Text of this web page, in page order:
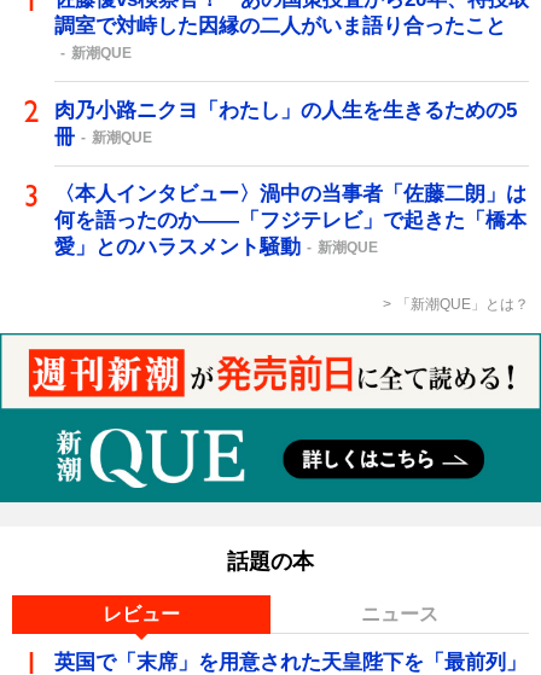
調室で対峙した因縁の二人がいま語り合ったこと
新潮QUE
肉乃小路ニクヨ「わたし」の人生を生きるための5
冊
新潮QUE
〈本人インタビュー〉渦中の当事者「佐藤二朗」は
何を語ったのか――「フジテレビ」で起きた「橋本
愛」とのハラスメント騒動
新潮QUE
「新潮QUE」とは？
話題の本
レビュー ニュース
英国で「末席」を用意された天皇陛下を「最前列」